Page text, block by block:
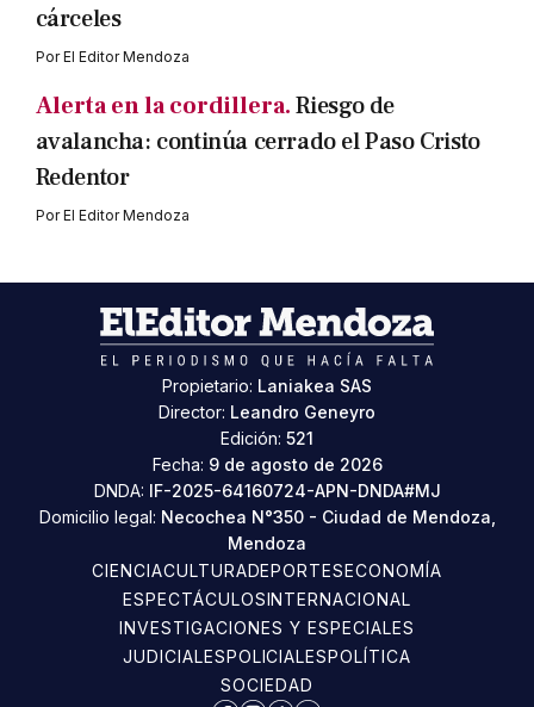
cárceles
PorEl Editor Mendoza
Alerta en la cordillera.Riesgo de
avalancha: continúa cerrado el Paso Cristo
Redentor
PorEl Editor Mendoza
Propietario: Laniakea SAS
Director: Leandro Geneyro
Edición: 521
Fecha: 9 de agosto de 2026
DNDA: IF-2025-64160724-APN-DNDA#MJ
Domicilio legal: Necochea N°350 - Ciudad de Mendoza,
Mendoza
CIENCIACULTURADEPORTESECONOMÍA
ESPECTÁCULOSINTERNACIONAL
INVESTIGACIONES Y ESPECIALES
JUDICIALESPOLICIALESPOLÍTICA
SOCIEDAD